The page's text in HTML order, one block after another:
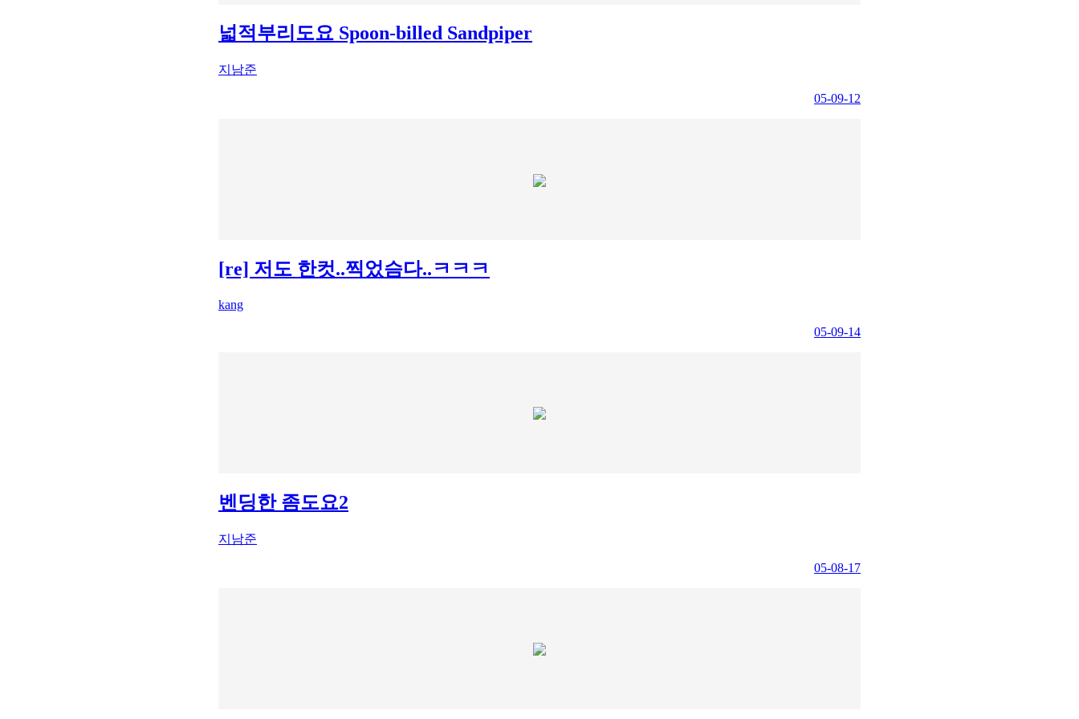
넓적부리도요 Spoon-billed Sandpiper
지남준
05-09-12
[re] 저도 한컷..찍었슴다..ㅋㅋㅋ
kang
05-09-14
벤딩한 좀도요2
지남준
05-08-17